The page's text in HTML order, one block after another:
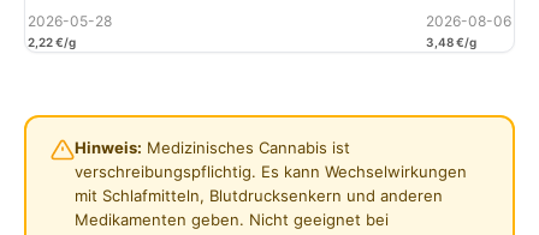
2026-05-28
2,22 €/g
2026-08-06
3,48 €/g
Hinweis: Medizinisches Cannabis ist
verschreibungspflichtig. Es kann Wechselwirkungen
mit Schlafmitteln, Blutdrucksenkern und anderen
Medikamenten geben. Nicht geeignet bei